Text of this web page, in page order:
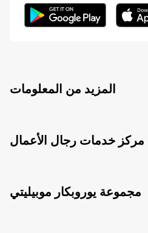
المزيد من المعلومات
مركز خدمات رجال الأعمال
مجموعة يوروبكار موبيليتي